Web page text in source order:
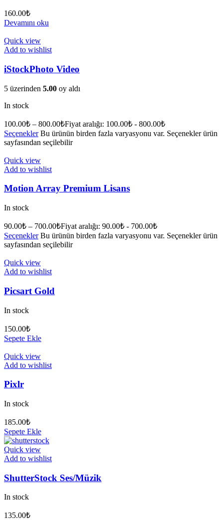
160.00₺
Devamını oku
Quick view
Add to wishlist
iStockPhoto Video
5 üzerinden 5.00 oy aldı
In stock
100.00₺ – 800.00₺Fiyat aralığı: 100.00₺ - 800.00₺
Seçenekler Bu ürünün birden fazla varyasyonu var. Seçenekler ürün
sayfasından seçilebilir
Quick view
Add to wishlist
Motion Array Premium Lisans
In stock
90.00₺ – 700.00₺Fiyat aralığı: 90.00₺ - 700.00₺
Seçenekler Bu ürünün birden fazla varyasyonu var. Seçenekler ürün
sayfasından seçilebilir
Quick view
Add to wishlist
Picsart Gold
In stock
150.00₺
Sepete Ekle
Quick view
Add to wishlist
Pixlr
In stock
185.00₺
Sepete Ekle
Quick view
Add to wishlist
ShutterStock Ses/Müzik
In stock
135.00₺